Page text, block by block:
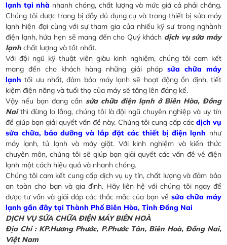
lạnh tại nhà nhanh chóng, chất lượng và mức giá cả phải chăng.
Chúng tôi được trang bị đầy đủ dụng cụ và trang thiết bị sửa máy
lạnh hiện đại cùng với sự tham gia của nhiều kỹ sư trong nghành
điện lạnh, hứa hẹn sẽ mang đến cho Quý khách dịch vụ sửa máy
lạnh chất lượng và tốt nhất.
Với đội ngũ kỹ thuật viên giàu kinh nghiệm, chúng tôi cam kết
mang đến cho khách hàng những giải pháp sửa chữa máy
lạnh tối ưu nhất, đảm bảo máy lạnh sẽ hoạt động ổn định, tiết
kiệm điện năng và tuổi thọ của máy sẽ tăng lên đáng kể.
Vậy nếu bạn đang cầnsửa chữa điện lạnh ở Biên Hòa, Đồng
Naithì đừng lo lắng, chúng tôi là đội ngũ chuyên nghiệp và uy tín
để giúp bạn giải quyết vấn đề này. Chúng tôi cung cấp các dịch vụ
sửa chữa, bảo dưỡng và lắp đặt các thiết bị điện lạnh như
máy lạnh, tủ lạnh và máy giặt. Với kinh nghiệm và kiến thức
chuyên môn, chúng tôi sẽ giúp bạn giải quyết các vấn đề về điện
lạnh một cách hiệu quả và nhanh chóng.
Chúng tôi cam kết cung cấp dịch vụ uy tín, chất lượng và đảm bảo
an toàn cho bạn và gia đình. Hãy liên hệ với chúng tôi ngay để
được tư vấn và giải đáp các thắc mắc của bạn về sửa chữa máy
lạnh gần đây tại Thành Phố Biên Hòa, Tỉnh Đồng Nai
DỊCH VỤ SỬA CHỮA ĐIỆN MÁY BIÊN HOÀ
Địa Chỉ : KP.Hương Phước, P.Phước Tân, Biên Hoà, Đồng Nai,
Việt Nam